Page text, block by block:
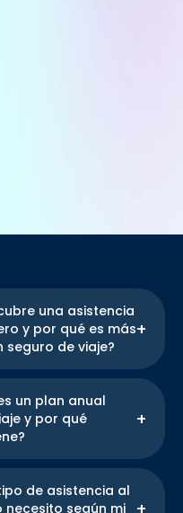
una asistencia
y por qué es más
seguro de viaje?
al viajero
atención médica
sin necesidad de
hacer reembolsos.
traslado
y más. También
un plan anual
y por qué
solución ideal para
viajan varias veces al
una sola
de asistencia al
necesito según mi